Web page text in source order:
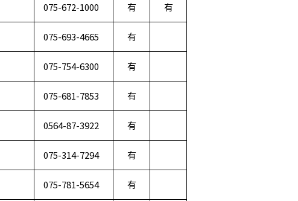
075-672-1000 有 有
075-693-4665 有
075-754-6300 有
075-681-7853 有
0564-87-3922 有
075-314-7294 有
075-781-5654 有